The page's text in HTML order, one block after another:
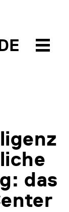
das